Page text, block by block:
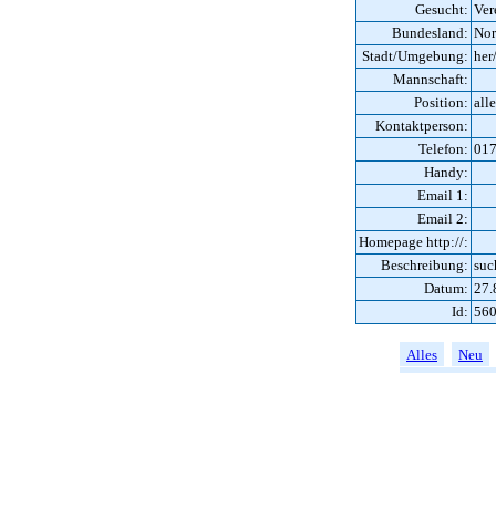
Gesucht:
Bundesland:
Stadt/Umgebung:
Mannschaft:
Position:
Kontaktperson:
Telefon:
Handy:
Email 1:
Email 2:
Homepage http://:
Beschreibung:
Datum:
Id: 560
Alles Neu